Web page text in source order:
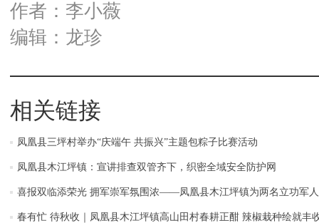
作者：李小薇
编辑：龙珍
相关链接
凤凰县三坪村举办“庆端午 共振兴”主题包粽子比赛活动
凤凰县木江坪镇：宣讲排查双管齐下，织密全域安全防护网
喜报双临添荣光 拥军崇军氛围浓——凤凰县木江坪镇为两名立功军
春有忙 待秋收｜凤凰县木江坪镇高山田村春耕正酣 辣椒栽种绘就丰